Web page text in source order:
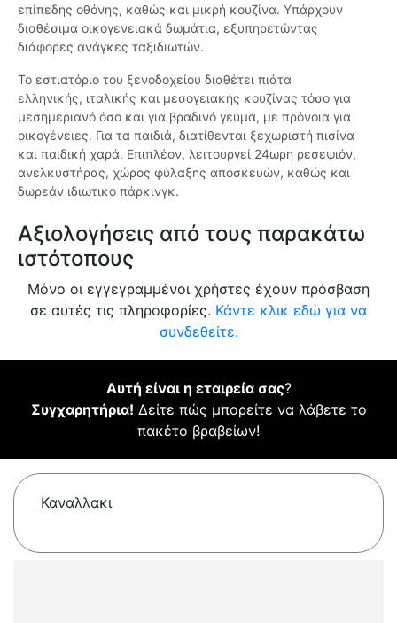
επίπεδης οθόνης, καθώς και μικρή κουζίνα. Υπάρχουν
διαθέσιμα οικογενειακά δωμάτια, εξυπηρετώντας
διάφορες ανάγκες ταξιδιωτών.
Το εστιατόριο του ξενοδοχείου διαθέτει πιάτα
ελληνικής, ιταλικής και μεσογειακής κουζίνας τόσο για
μεσημεριανό όσο και για βραδινό γεύμα, με πρόνοια για
οικογένειες. Για τα παιδιά, διατίθενται ξεχωριστή πισίνα
και παιδική χαρά. Επιπλέον, λειτουργεί 24ωρη ρεσεψιόν,
ανελκυστήρας, χώρος φύλαξης αποσκευών, καθώς και
δωρεάν ιδιωτικό πάρκινγκ.
Αξιολογήσεις από τους παρακάτω
ιστότοπους
Μόνο οι εγγεγραμμένοι χρήστες έχουν πρόσβαση
σε αυτές τις πληροφορίες. Κάντε κλικ εδώ για να
συνδεθείτε.
Αυτή είναι η εταιρεία σας?
Συγχαρητήρια! Δείτε πώς μπορείτε να λάβετε το
πακέτο βραβείων!
Καναλλακι